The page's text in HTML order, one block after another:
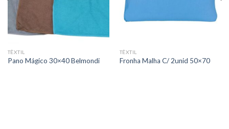
TÊXTIL
Pano Mágico 30×40 Belmondi
TÊXTIL
Fronha Malha C/ 2unid 50×70